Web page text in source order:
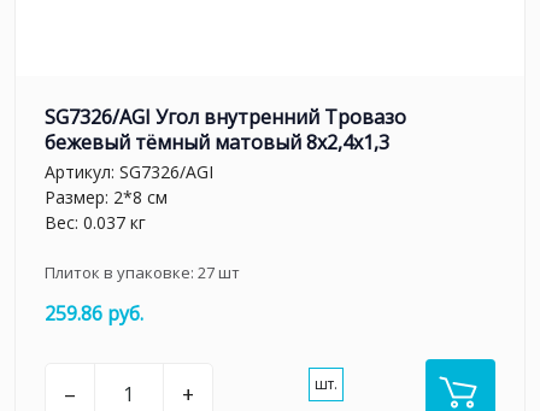
SG7326/AGI Угол внутренний Тровазо
бежевый тёмный матовый 8x2,4x1,3
Артикул: SG7326/AGI
Размер: 2*8 см
Вес: 0.037 кг
Плиток в упаковке: 27шт
259.86 руб.
– + шт.